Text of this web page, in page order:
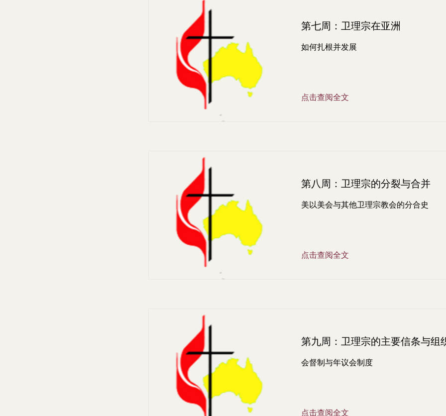
第七周：卫理宗在亚洲
如何扎根并发展
点击查阅全文
第八周：卫理宗的分裂与合并
美以美会与其他卫理宗教会的分合史
点击查阅全文
第九周：卫理宗的主要信条与组
会督制与年议会制度
点击查阅全文